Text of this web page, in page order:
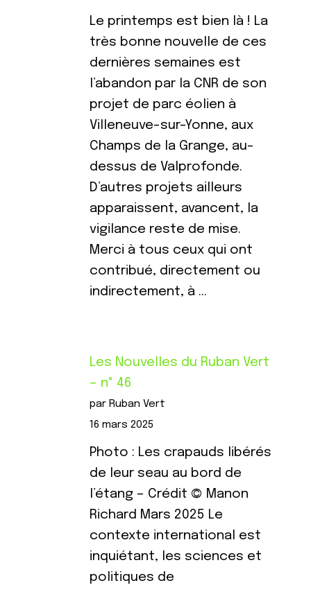
Le printemps est bien là ! La
très bonne nouvelle de ces
dernières semaines est
l’abandon par la CNR de son
projet de parc éolien à
Villeneuve-sur-Yonne, aux
Champs de la Grange, au-
dessus de Valprofonde.
D’autres projets ailleurs
apparaissent, avancent, la
vigilance reste de mise.
Merci à tous ceux qui ont
contribué, directement ou
indirectement, à …
Les Nouvelles du Ruban Vert
– n° 46
par Ruban Vert
16 mars 2025
Photo : Les crapauds libérés
de leur seau au bord de
l’étang – Crédit © Manon
Richard Mars 2025 Le
contexte international est
inquiétant, les sciences et
politiques de